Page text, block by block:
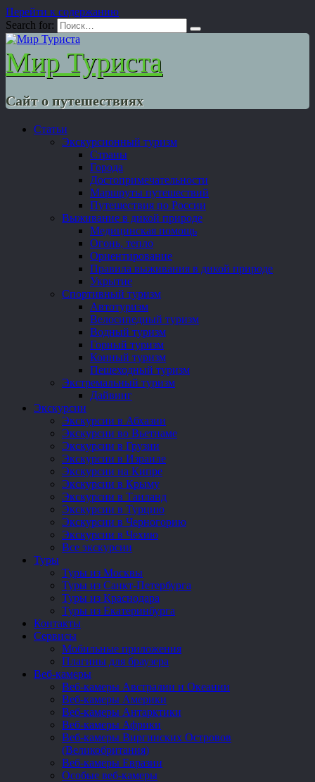
Перейти к содержанию
Search for:
Мир Туриста
Сайт о путешествиях
Статьи
Экскурсионный туризм
Страны
Города
Достопримечательности
Маршруты путешествий
Путешествия по России
Выживание в дикой природе
Медицинская помощь
Огонь, тепло
Ориентирование
Правила выживания в дикой природе
Укрытие
Спортивный туризм
Автотуризм
Велосипедный туризм
Водный туризм
Горный туризм
Конный туризм
Пешеходный туризм
Экстремальный туризм
Дайвинг
Экскурсии
Экскурсии в Абхазии
Экскурсии во Вьетнаме
Экскурсии в Грузии
Экскурсии в Израиле
Экскурсии на Кипре
Экскурсии в Крыму
Экскурсии в Таиланд
Экскурсии в Турцию
Экскурсии в Черногорию
Экскурсии в Чехию
Все экскурсии
Туры
Туры из Москвы
Туры из Санкт-Петербурга
Туры из Краснодара
Туры из Екатеринбурга
Контакты
Сервисы
Мобильные приложения
Плагины для браузера
Веб-камеры
Веб-камеры Австралии и Океании
Веб-камеры Америки
Веб-камеры Антарктики
Веб-камеры Африки
Веб-камеры Виргинских Островов
(Великобритания)
Веб-камеры Евразии
Особые веб-камеры